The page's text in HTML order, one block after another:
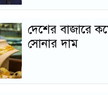
দেশের বাজারে
সোনার দাম